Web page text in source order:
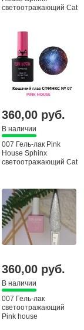
светоотражающий Cat
360,00 руб.
В наличии
007 Гель-лак Pink
House Sphinx
светоотражающий Cat
360,00 руб.
В наличии
007 Гель-лак
светоотражающий
Pink house